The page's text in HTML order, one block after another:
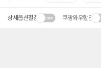
상세옵션펼침 쿠팡와우할인